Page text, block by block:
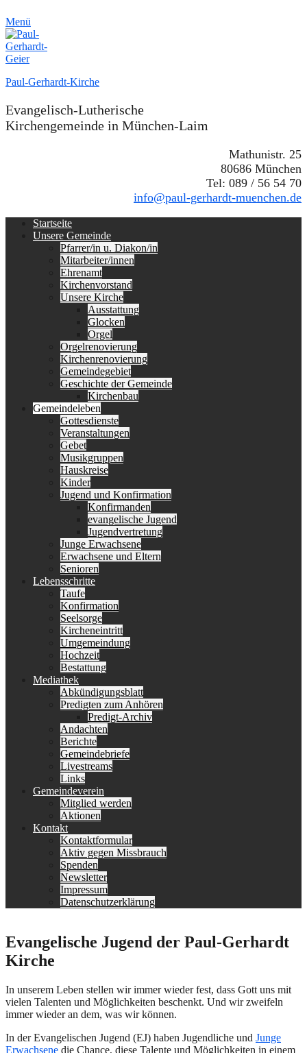
Menü
Paul-Gerhardt-Kirche
Evangelisch-Lutherische
Kirchengemeinde in München-Laim
Mathunistr. 25
80686 München
Tel: 089 / 56 54 70
info@paul-gerhardt-muenchen.de
Erstes
Menü
Startseite
Unsere Gemeinde
Pfarrer/in u. Diakon/in
Mitarbeiter/innen
Ehrenamt
Kirchenvorstand
Unsere Kirche
Ausstattung
Glocken
Orgel
Orgelrenovierung
Kirchenrenovierung
Gemeindegebiet
Geschichte der Gemeinde
Kirchenbau
Gemeindeleben
Gottesdienste
Veranstaltungen
Gebet
Musikgruppen
Hauskreise
Kinder
Jugend und Konfirmation
Konfirmanden
evangelische Jugend
Jugendvertretung
Junge Erwachsene
Erwachsene und Eltern
Senioren
Lebensschritte
Taufe
Konfirmation
Seelsorge
Kircheneintritt
Umgemeindung
Hochzeit
Bestattung
Mediathek
Abkündigungsblatt
Predigten zum Anhören
Predigt-Archiv
Andachten
Berichte
Gemeindebriefe
Livestreams
Links
Gemeindeverein
Mitglied werden
Aktionen
Kontakt
Kontaktformular
Aktiv gegen Missbrauch
Spenden
Newsletter
Impressum
Datenschutzerklärung
Evangelische Jugend der Paul-Gerhardt
Kirche
In unserem Leben stellen wir immer wieder fest, dass Gott uns mit
vielen Talenten und Möglichkeiten beschenkt. Und wir zweifeln
immer wieder an dem, was wir können.
In der Evangelischen Jugend (EJ) haben Jugendliche und Junge
Erwachsene die Chance, diese Talente und Möglichkeiten in einem